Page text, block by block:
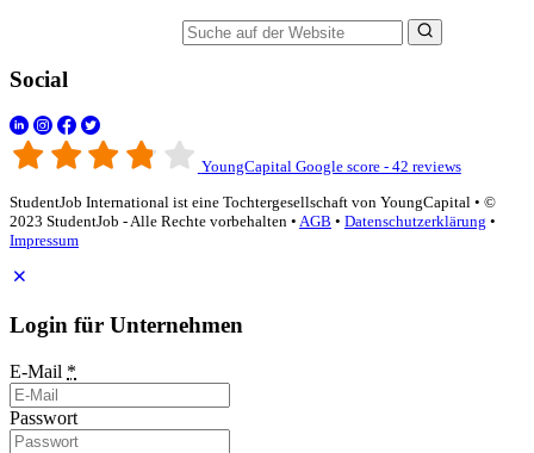
Social
YoungCapital Google score - 42 reviews
StudentJob International ist eine Tochtergesellschaft von YoungCapital • ©
2023 StudentJob - Alle Rechte vorbehalten • AGB • Datenschutzerklärung •
Impressum
Login für Unternehmen
E-Mail *
Passwort